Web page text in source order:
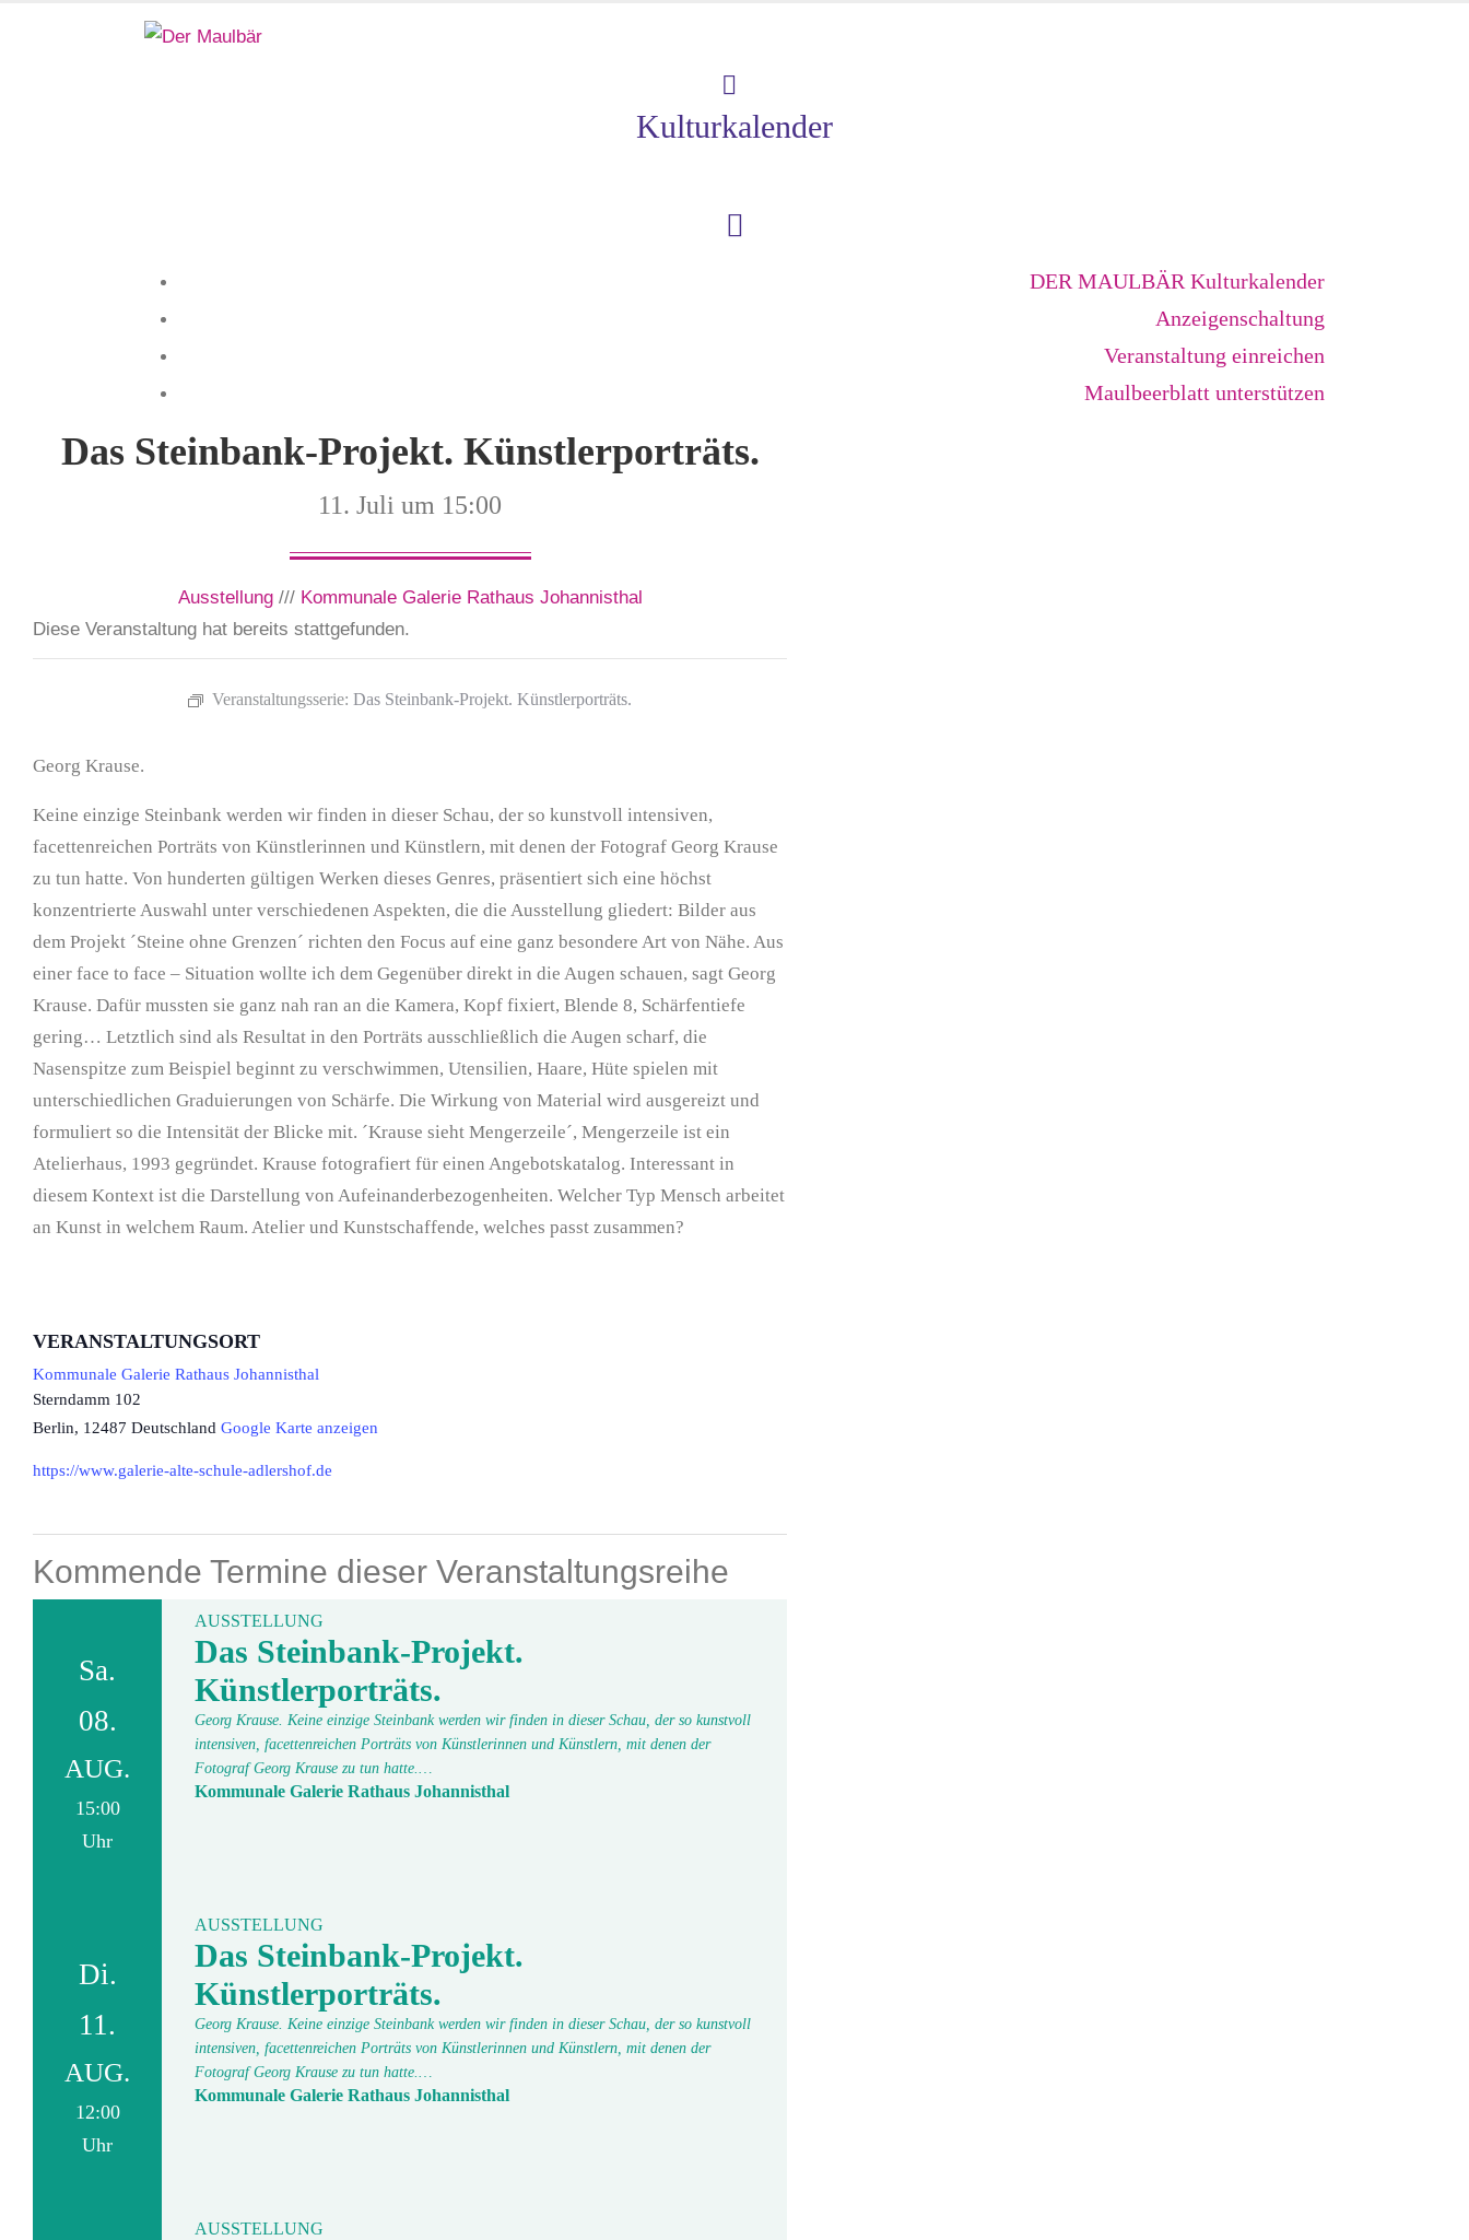
Kulturkalender
DER MAULBÄR Kulturkalender
Anzeigenschaltung
Veranstaltung einreichen
Maulbeerblatt unterstützen
Das Steinbank-Projekt. Künstlerporträts.
11. Juli um 15:00
Ausstellung /// Kommunale Galerie Rathaus Johannisthal
Diese Veranstaltung hat bereits stattgefunden.
Veranstaltungsserie: Das Steinbank-Projekt. Künstlerporträts.
Georg Krause.
Keine einzige Steinbank werden wir finden in dieser Schau, der so kunstvoll intensiven,
facettenreichen Porträts von Künstlerinnen und Künstlern, mit denen der Fotograf Georg Krause
zu tun hatte. Von hunderten gültigen Werken dieses Genres, präsentiert sich eine höchst
konzentrierte Auswahl unter verschiedenen Aspekten, die die Ausstellung gliedert: Bilder aus
dem Projekt ´Steine ohne Grenzen´ richten den Focus auf eine ganz besondere Art von Nähe. Aus
einer face to face – Situation wollte ich dem Gegenüber direkt in die Augen schauen, sagt Georg
Krause. Dafür mussten sie ganz nah ran an die Kamera, Kopf fixiert, Blende 8, Schärfentiefe
gering… Letztlich sind als Resultat in den Porträts ausschließlich die Augen scharf, die
Nasenspitze zum Beispiel beginnt zu verschwimmen, Utensilien, Haare, Hüte spielen mit
unterschiedlichen Graduierungen von Schärfe. Die Wirkung von Material wird ausgereizt und
formuliert so die Intensität der Blicke mit. ´Krause sieht Mengerzeile´, Mengerzeile ist ein
Atelierhaus, 1993 gegründet. Krause fotografiert für einen Angebotskatalog. Interessant in
diesem Kontext ist die Darstellung von Aufeinanderbezogenheiten. Welcher Typ Mensch arbeitet
an Kunst in welchem Raum. Atelier und Kunstschaffende, welches passt zusammen?
VERANSTALTUNGSORT
Kommunale Galerie Rathaus Johannisthal
Sterndamm 102
Berlin, 12487 Deutschland Google Karte anzeigen
https://www.galerie-alte-schule-adlershof.de
Kommende Termine dieser Veranstaltungsreihe
Sa.
08.
AUG.
15:00
Uhr
AUSSTELLUNG
Das Steinbank-Projekt.
Künstlerporträts.
Georg Krause. Keine einzige Steinbank werden wir finden in dieser Schau, der so kunstvoll
intensiven, facettenreichen Porträts von Künstlerinnen und Künstlern, mit denen der
Fotograf Georg Krause zu tun hatte.…
Kommunale Galerie Rathaus Johannisthal
Di.
11.
AUG.
12:00
Uhr
AUSSTELLUNG
Das Steinbank-Projekt.
Künstlerporträts.
Georg Krause. Keine einzige Steinbank werden wir finden in dieser Schau, der so kunstvoll
intensiven, facettenreichen Porträts von Künstlerinnen und Künstlern, mit denen der
Fotograf Georg Krause zu tun hatte.…
Kommunale Galerie Rathaus Johannisthal
AUSSTELLUNG